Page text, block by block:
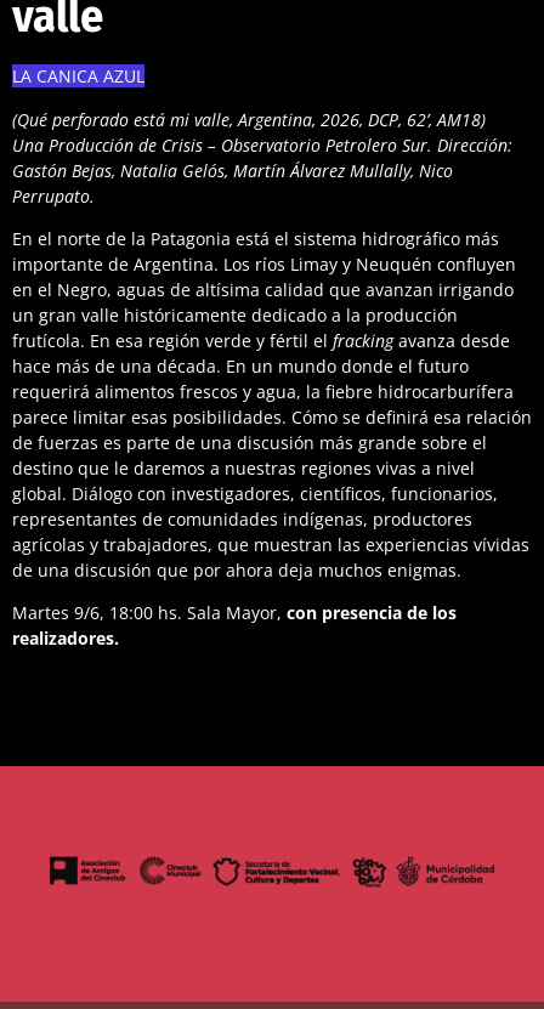
valle
LA CANICA AZUL
(Qué perforado está mi valle, Argentina, 2026, DCP, 62’, AM18)
Una Producción de Crisis – Observatorio Petrolero Sur. Dirección:
Gastón Bejas, Natalia Gelós, Martín Álvarez Mullally, Nico
Perrupato.
En el norte de la Patagonia está el sistema hidrográfico más
importante de Argentina. Los ríos Limay y Neuquén confluyen
en el Negro, aguas de altísima calidad que avanzan irrigando
un gran valle históricamente dedicado a la producción
frutícola. En esa región verde y fértil el frackingavanza desde
hace más de una década. En un mundo donde el futuro
requerirá alimentos frescos y agua, la fiebre hidrocarburífera
parece limitar esas posibilidades. Cómo se definirá esa relación
de fuerzas es parte de una discusión más grande sobre el
destino que le daremos a nuestras regiones vivas a nivel
global. Diálogo con investigadores, científicos, funcionarios,
representantes de comunidades indígenas, productores
agrícolas y trabajadores, que muestran las experiencias vívidas
de una discusión que por ahora deja muchos enigmas.
Martes 9/6, 18:00 hs. Sala Mayor, con presencia de los
realizadores.